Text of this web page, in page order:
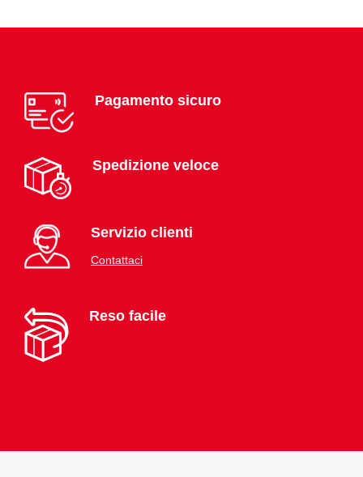
Pagamento sicuro
Spedizione veloce
Servizio clienti
Contattaci
Reso facile